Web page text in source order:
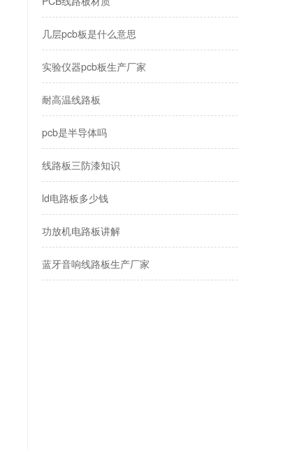
几层pcb板是什么意思
​实验仪器pcb板生产厂家
耐高温线路板
pcb是半导体吗
线路板三防漆知识
ld电路板多少钱
功放机电路板讲解
蓝牙音响线路板生产厂家